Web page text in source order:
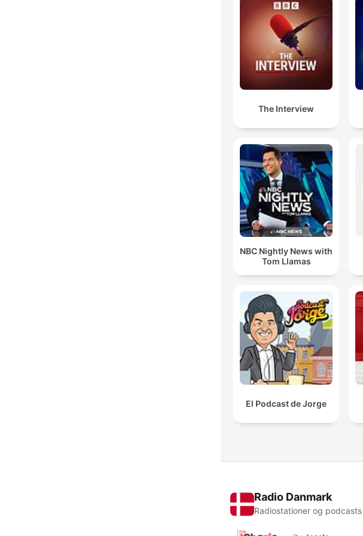
The Interview
NBC Nightly News with
Tom Llamas
El Podcast de Jorge
Radio Danmark
Radiostationer og podcasts